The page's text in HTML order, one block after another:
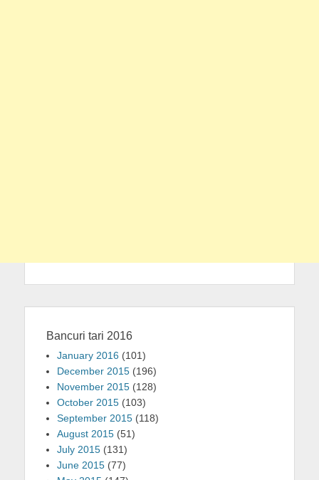
Bancuri tari 2016
January 2016 (101)
December 2015 (196)
November 2015 (128)
October 2015 (103)
September 2015 (118)
August 2015 (51)
July 2015 (131)
June 2015 (77)